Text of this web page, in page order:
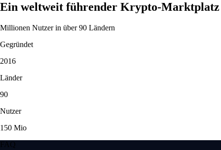
Ein weltweit führender Krypto-Marktplatz
Millionen Nutzer in über 90 Ländern
Gegründet
2016
Länder
90
Nutzer
150 Mio
FAQ